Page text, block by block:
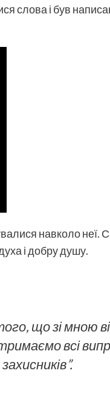
слова і був
навколо неї.
і добру душу.
що зі мною
всі